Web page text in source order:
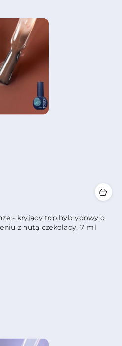
- kryjący top hybrydowy o
z nutą czekolady, 7 ml